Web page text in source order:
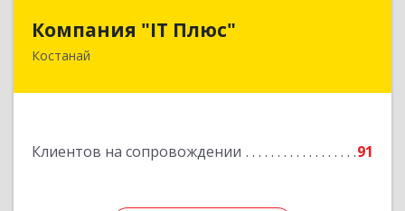
Компания "IT Плюс"
Костанай
Клиентов на сопровождении 91
Казахстан, г. Костанай, ул. Темирбаева 60